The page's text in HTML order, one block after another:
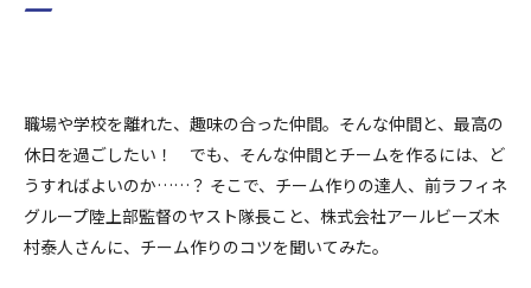
職場や学校を離れた、趣味の合った仲間。そんな仲間と、最高の
休日を過ごしたい！ でも、そんな仲間とチームを作るには、ど
うすればよいのか……？ そこで、チーム作りの達人、前ラフィネ
グループ陸上部監督のヤスト隊長こと、株式会社アールビーズ木
村泰人さんに、チーム作りのコツを聞いてみた。